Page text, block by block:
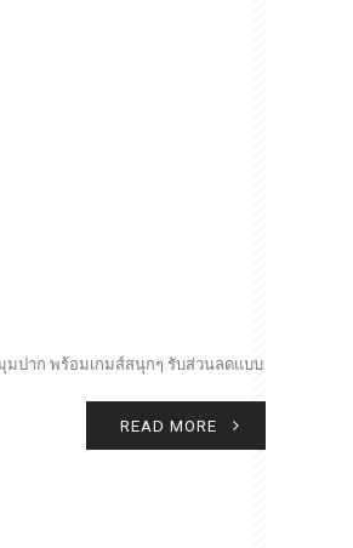
มปาก พร้อมเกมส์สนุกๆ รับส่วนลดแบบ
READ MORE